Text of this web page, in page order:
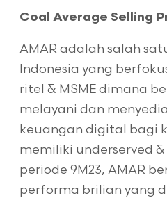
Coal Average Selling
AMAR adalah salah
Indonesia yang
ritel & MSME dimana
melayani dan
keuangan digital bagi
memiliki underserved
periode 9M23, AMAR
performa brilian yang